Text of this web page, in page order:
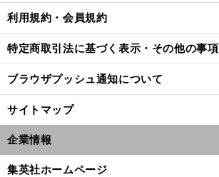
利用規約・会員規約
特定商取引法に基づく表示・その他の事項
ブラウザプッシュ通知について
サイトマップ
企業情報
集英社ホームページ